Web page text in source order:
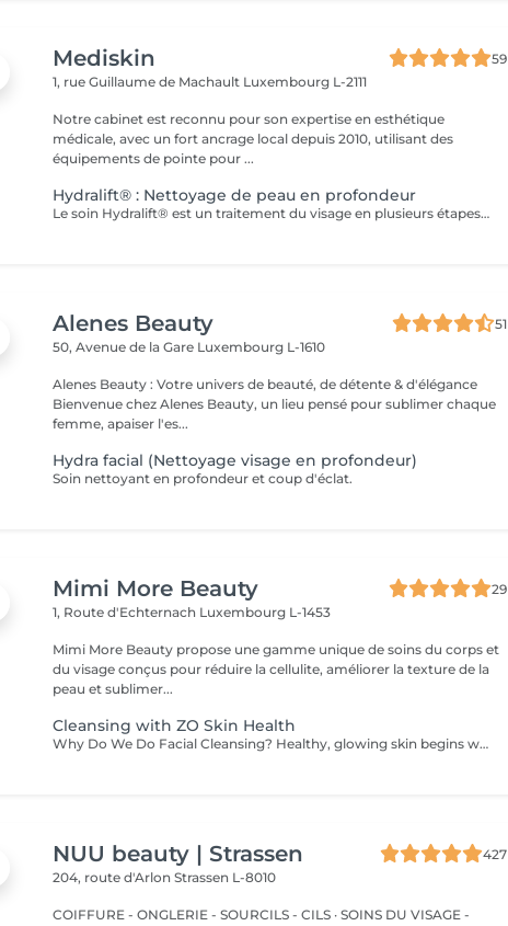
Mediskin
59
1, rue Guillaume de Machault Luxembourg L-2111
Notre cabinet est reconnu pour son expertise en esthétique
médicale, avec un fort ancrage local depuis 2010, utilisant des
équipements de pointe pour ...
Hydralift® : Nettoyage de peau en profondeur
Le soin Hydralift® est un traitement du visage en plusieurs étapes, conçu pour nettoyer, exfolier et hydrater en profondeur. Il s'agit d'une méthode de réjuvénation cutanée utilisant des agents hydratants et liftants pour améliorer l'apparence et la texture de la peau. Avantages : -Hydratation en profondeur et amélioration de l'élasticité de la peau. -Réduction des rides et des ridules. -Réduction des imperfections cutaées -Cernes Adaptabilité : -Le soin Hydralift® est adapté à tous les types de peaux et est très populaire pour ses bienfaits sur la peau. Complément de Soin: - Pour optimiser les résultats du soin et limiter l'éviction sociale, une séance de luminothérapie est incluse. Celle-ci aide à réduire les inflammations, stimuler la production de collagène et améliorer la cicatrisation de la peau. Contre-indications : -Déconseillé aux femmes enceintes ou allaitantes. Lors de la première séance, nous établirons ensemble vos objectifs et déterminerons le type de peeling le plus adapté à votre peau. Pour toute question, n'hésitez pas à nous contacter ou réserver un rendez-vous conseil gratuit.
Alenes Beauty
51
50, Avenue de la Gare Luxembourg L-1610
Alenes Beauty : Votre univers de beauté, de détente & d'élégance
Bienvenue chez Alenes Beauty, un lieu pensé pour sublimer chaque
femme, apaiser l'es...
Hydra facial (Nettoyage visage en profondeur)
Soin nettoyant en profondeur et coup d'éclat.
Mimi More Beauty
29
1, Route d'Echternach Luxembourg L-1453
Mimi More Beauty propose une gamme unique de soins du corps et
du visage conçus pour réduire la cellulite, améliorer la texture de la
peau et sublimer...
Cleansing with ZO Skin Health
Why Do We Do Facial Cleansing? Healthy, glowing skin begins with proper cleansing. A professional facial cleansing goes beyond everyday washing, targeting impurities and buildup that regular skincare can't reach. Benefits of Facial Cleansing: - Removes dirt, excess oil, and dead skin cells - Unclogs pores and prevents breakouts - Stimulates blood circulation and skin renewal - Prepares the skin to absorb nourishing products more effectively - Leaves the complexion fresh, smooth, and radiant We perform every facial cleansing using premium ZO Skin Health formulas by Dr. Zein Obagi, providing medical-quality skincare with visible improvements. Recommended age: Facial cleansing is suitable for both women and men starting from the age of 12-15, when the skin often begins to experience excess oil and clogged pores. It is also highly beneficial for adults seeking to maintain healthy, radiant, and youthful-looking skin. Contraindications: Facial cleansing is not recommended in cases of: - Active skin infections or inflammation - Severe acne in the acute stage - Open wounds, cuts, or burns on the face - Skin allergies or individual intolerance to treatment ingredients - Certain dermatological or systemic conditions (consultation required) Before your session, our specialist will carefully assess your skin and offer the most effective treatment for you.
NUU beauty | Strassen
427
204, route d'ArlonStrassen L-8010
COIFFURE - ONGLERIE - SOURCILS - CILS · SOINS DU VISAGE -